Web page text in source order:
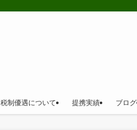
税制優遇について 提携実績 ブログ